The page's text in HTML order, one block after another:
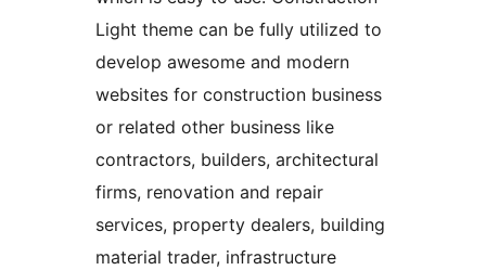
Light theme can be fully utilized to
develop awesome and modern
websites for construction business
or related other business like
contractors, builders, architectural
firms, renovation and repair
services, property dealers, building
material trader, infrastructure